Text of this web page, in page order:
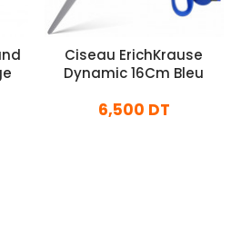
Ciseau ErichKrause
Dynamic 16Cm Bleu
6,500 DT